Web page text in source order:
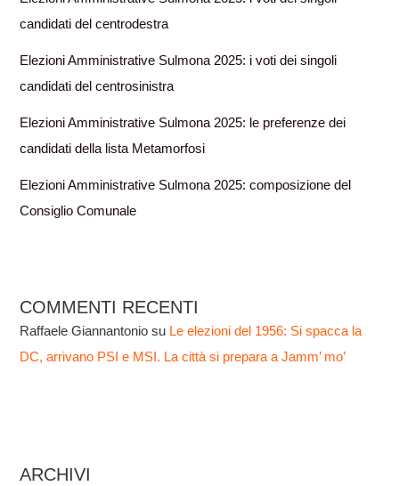
candidati del centrodestra
Elezioni Amministrative Sulmona 2025: i voti dei singoli
candidati del centrosinistra
Elezioni Amministrative Sulmona 2025: le preferenze dei
candidati della lista Metamorfosi
Elezioni Amministrative Sulmona 2025: composizione del
Consiglio Comunale
COMMENTI RECENTI
Raffaele Giannantonio su Le elezioni del 1956: Si spacca la
DC, arrivano PSI e MSI. La città si prepara a Jamm’ mo’
ARCHIVI